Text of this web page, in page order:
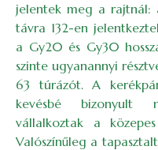
jelentek meg a rajtnál:
távra 132-en
a Gy20 és Gy30
szinte ugyanannyi
63 túrázót. A
kevésbé bizonyult
vállalkoztak a
Valószínűleg a